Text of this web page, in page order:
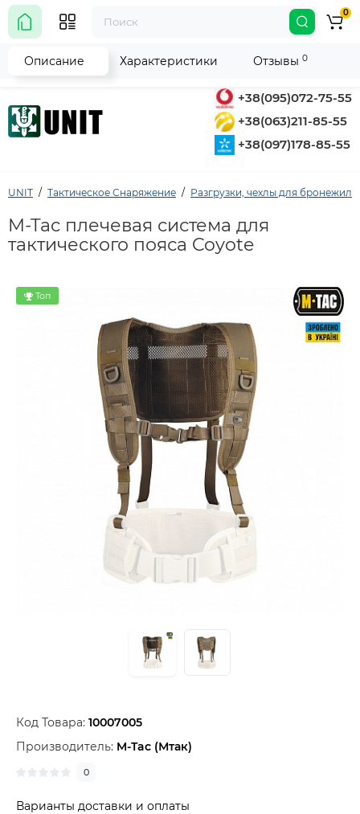
+38(095)072-75-55
+38(063)211-85-55
+38(097)178-85-55
0
UNIT Тактическое Снаряжение Разгрузки, чехлы для
M-Tac плечевая система для
тактического пояса Coyote
Топ
Код Товара: 10007005
Производитель: M-Tac (Мтак)
0
Варианты доставки и оплаты
Описание Характеристики Отзывы 0